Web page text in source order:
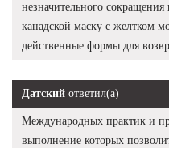
незначительного
канадской маску с желтком
действенные формы для
Датский ответил(а)
Международных практик и
выполнение которых